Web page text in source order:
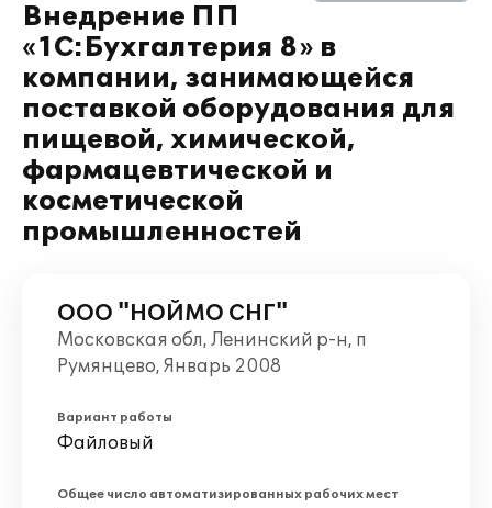
Внедрение ПП
«1С:Бухгалтерия 8» в
компании, занимающейся
поставкой оборудования для
пищевой, химической,
фармацевтической и
косметической
промышленностей
ООО "НОЙМО СНГ"
Московская обл, Ленинский р-н, п
Румянцево, Январь 2008
Вариант работы
Файловый
Общее число автоматизированных рабочих мест